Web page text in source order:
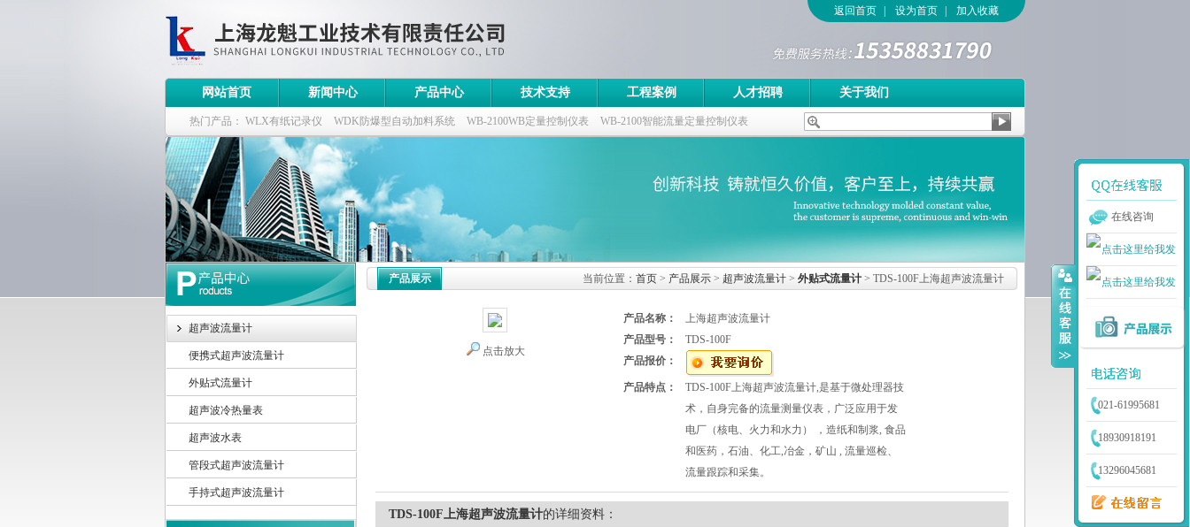
上海龙魁工业技术有限责任公司
返回首页 设为首页 加入收藏
网站首页 新闻中心 产品中心 技术支持 工程案例 人才招聘 关于我们
热门产品： WLX有纸记录仪 WDK防爆型自动加料系统 WB-2100WB定量控制仪表 WB-2100智能流量定量控制仪表
WDK流量定量控制柜 WB-2100定量装车控制仪
超声波流量计
便携式超声波流量计
外贴式流量计
超声波冷热量表
超声波水表
管段式超声波流量计
手持式超声波流量计
产品展示 当前位置： 首页 > 产品展示 > 超声波流量计 > 外贴式流量计 > TDS-100F上海超声波流量计
点击放大
产品名称：
上海超声波流量计
产品型号：
TDS-100F
产品报价：
产品特点：
TDS-100F上海超声波流量计,是基于微处理器技
术，自身完备的流量测量仪表，广泛应用于发
电厂（核电、火力和水力） ，造纸和制浆, 食品
和医药，石油、化工,冶金，矿山 , 流量巡检、
流量跟踪和采集。
TDS-100F上海超声波流量计的详细资料：
在线咨询
021-61995681
18930918191
13296045681